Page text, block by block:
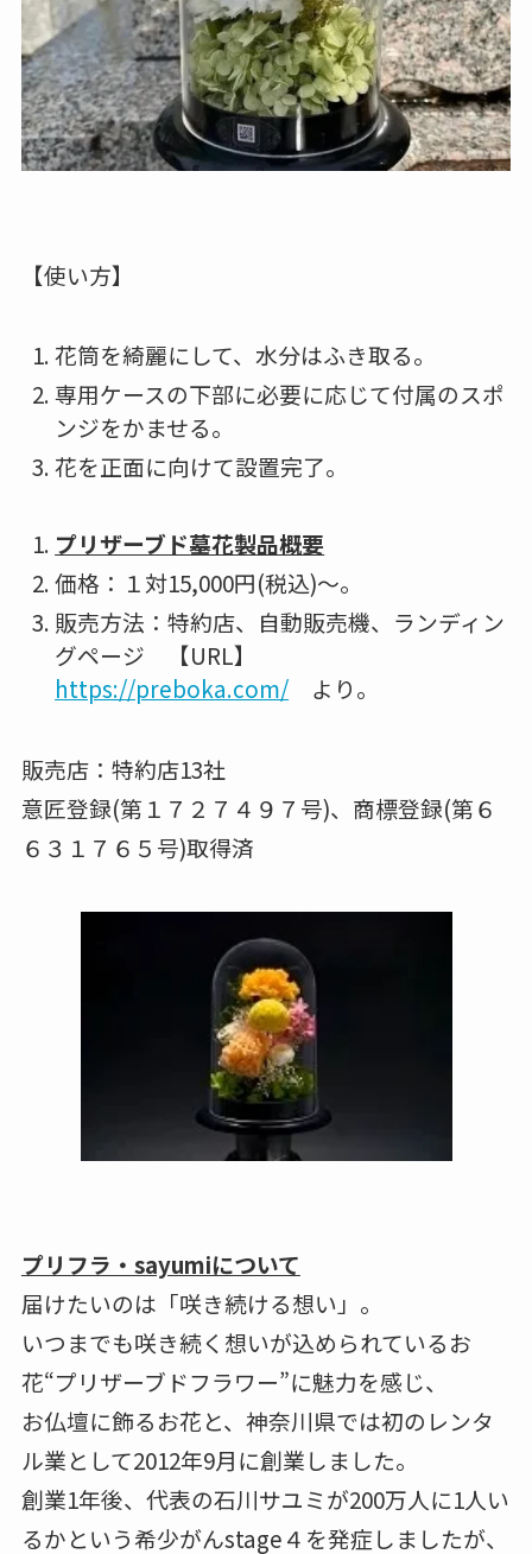
【使い方】
花筒を綺麗にして、水分はふき取る。
専用ケースの下部に必要に応じて付属のスポ
ンジをかませる。
花を正面に向けて設置完了。
プリザーブド墓花製品概要
価格：１対15,000円(税込)～。
販売方法：特約店、自動販売機、ランディン
グページ 【URL】
https://preboka.com/ より。
販売店：特約店13社
意匠登録(第１７２７４９７号)、商標登録(第６
６３１７６５号)取得済
プリフラ・sayumiについて
届けたいのは「咲き続ける想い」。
いつまでも咲き続く想いが込められているお
花“プリザーブドフラワー”に魅力を感じ、
お仏壇に飾るお花と、神奈川県では初のレンタ
ル業として2012年9月に創業しました。
創業1年後、代表の石川サユミが200万人に1人い
るかという希少がんstage４を発症しましたが、